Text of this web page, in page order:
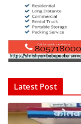
Latest Post